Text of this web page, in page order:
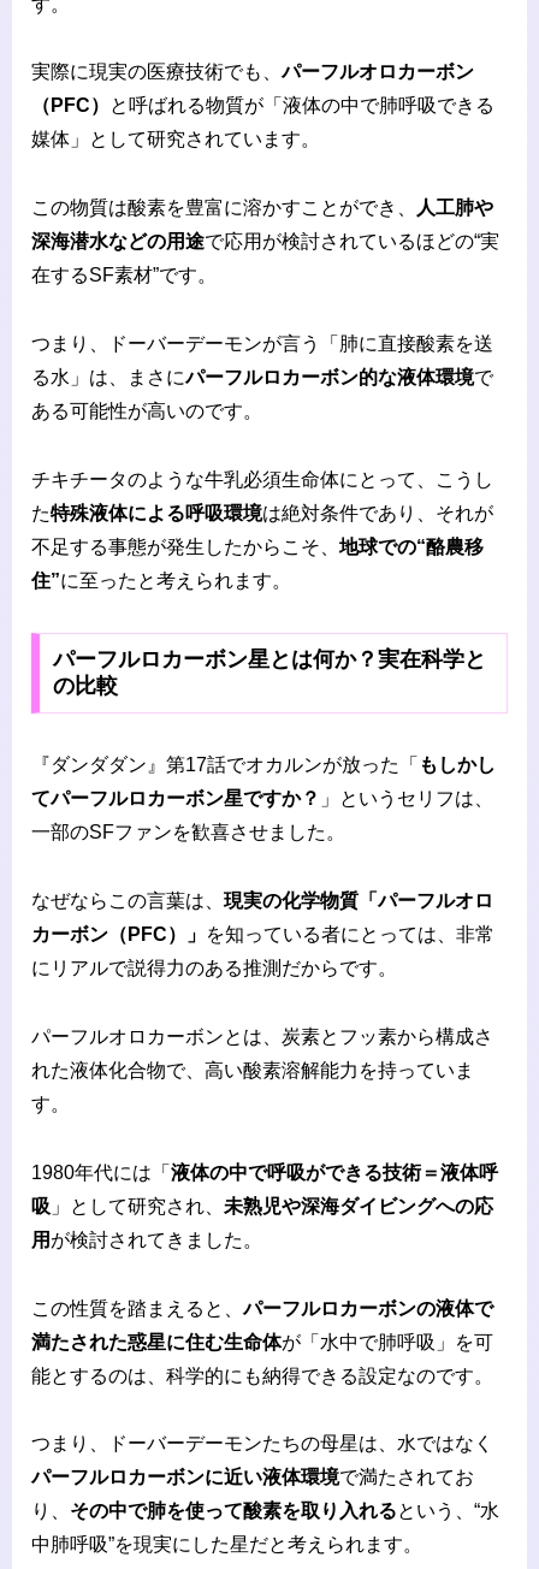
実際に現実の医療技術でも、パーフルオロカーボン
（PFC）
と呼ばれる物質が「液体の中で肺呼吸できる
媒体」として研究されています。
この物質は酸素を豊富に溶かすことができ、
人工肺や
深海潜水などの用途で応用が検討されているほどの“実
在するSF素材”です。
つまり、ドーバーデーモンが言う「肺に直接酸素を送
る水」は、まさにパーフルロカーボン的な液体環境で
ある可能性が高いのです。
チキチータのような牛乳必須生命体にとって、こうし
た特殊液体による呼吸環境は絶対条件であり、それが
不足する事態が発生したからこそ、 地球での“酪農移
住”に至ったと考えられます。
パーフルロカーボン星とは何か？実在科学と
の比較
『ダンダダン』第17話でオカルンが放った「 もしかし
てパーフルロカーボン星ですか？ 」というセリフは、
一部のSFファンを歓喜させました。
なぜならこの言葉は、 現実の化学物質「パーフルオロ
カーボン（PFC）」 を知っている者にとっては、非常
にリアルで説得力のある推測だからです。
パーフルオロカーボンとは、炭素とフッ素から構成さ
れた液体化合物で、高い酸素溶解能力を持っていま
す。
1980年代には「 液体の中で呼吸ができる技術＝液体呼
吸 」として研究され、 未熟児や深海ダイビングへの応
用 が検討されてきました。
この性質を踏まえると、パーフルロカーボンの液体で
満たされた惑星に住む生命体が「水中で肺呼吸」を可
能とするのは、科学的にも納得できる設定なのです。
つまり、ドーバーデーモンたちの母星は、水ではなく
パーフルロカーボンに近い液体環境で満たされてお
り、 その中で肺を使って酸素を取り入れるという、“水
中肺呼吸”を現実にした星だと考えられます。